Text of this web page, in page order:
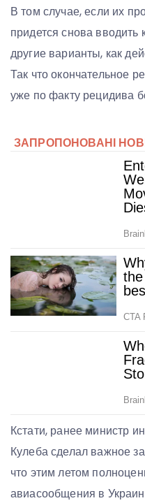
В том случае, если их
придется снова вводить
другие варианты, как
Так что окончательное
уже по факту рецидива
Кстати, ранее министр
Кулеба сделал важное
что этим летом
авиасообщения в